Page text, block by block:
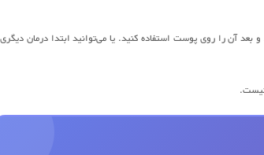
بعد آن را روی پوست استفاده کنید. یا می‌توانید ابتدا درمان